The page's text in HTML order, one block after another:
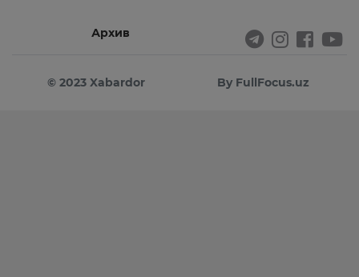
Архив
© 2023 Xabardor By FullFocus.uz